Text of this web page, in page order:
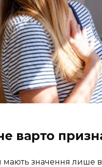
варто
значення лише в